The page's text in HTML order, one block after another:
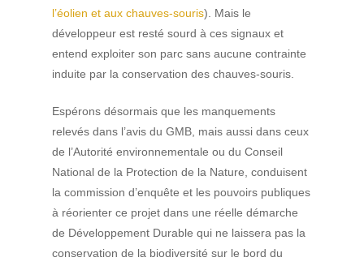
l’éolien et aux chauves-souris). Mais le
développeur est resté sourd à ces signaux et
entend exploiter son parc sans aucune contrainte
induite par la conservation des chauves-souris.
Espérons désormais que les manquements
relevés dans l’avis du GMB, mais aussi dans ceux
de l’Autorité environnementale ou du Conseil
National de la Protection de la Nature, conduisent
la commission d’enquête et les pouvoirs publiques
à réorienter ce projet dans une réelle démarche
de Développement Durable qui ne laissera pas la
conservation de la biodiversité sur le bord du